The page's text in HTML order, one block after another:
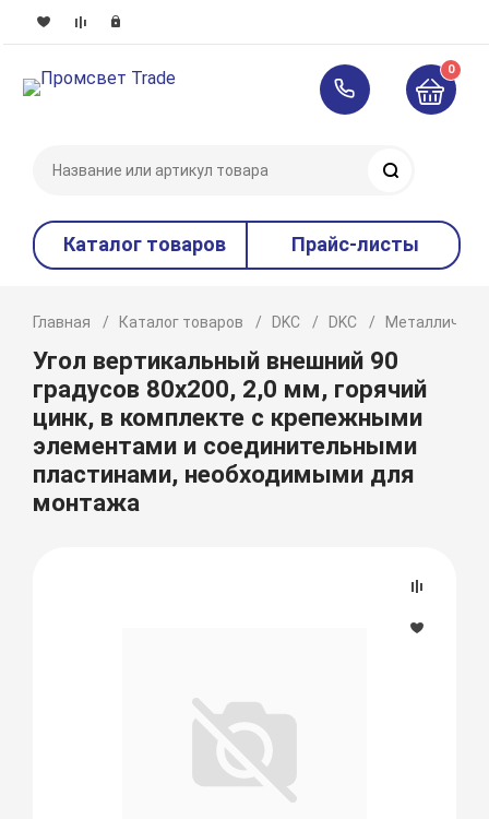
0
Каталог товаров Прайс-листы
Главная Каталог товаров DKC DKC
Угол вертикальный внешний 90
градусов 80х200, 2,0 мм, горячий
цинк, в комплекте с крепежными
элементами и соединительными
пластинами, необходимыми для
монтажа